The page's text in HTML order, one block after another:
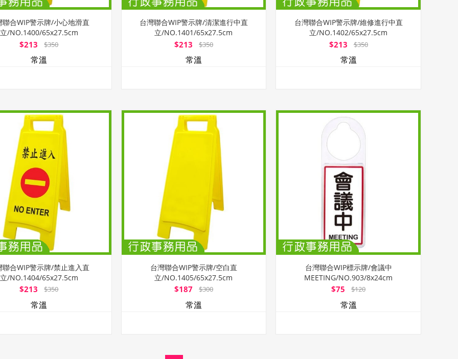
聯合WIP警示牌/小心地滑直
立/NO.1400/65x27.5cm
$213 $350
常溫
台灣聯合WIP警示牌/清潔進行中直
立/NO.1401/65x27.5cm
$213 $350
常溫
台灣聯合WIP警示牌/維修進行中直
立/NO.1402/65x27.5cm
$213 $350
常溫
聯合WIP警示牌/禁止進入直
立/NO.1404/65x27.5cm
$213 $350
常溫
台灣聯合WIP警示牌/空白直
立/NO.1405/65x27.5cm
$187 $300
常溫
台灣聯合WIP標示牌/會議中
MEETING/NO.903/8x24cm
$75 $120
常溫